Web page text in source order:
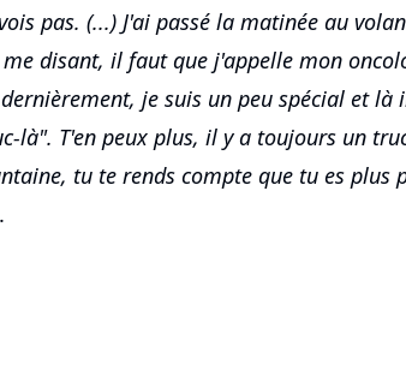
pas. (...) J'ai passé la matinée au
disant, il faut que j'appelle mon
je suis un peu spécial et là
là". T'en peux plus, il y a toujours un
tu te rends compte que tu es plus